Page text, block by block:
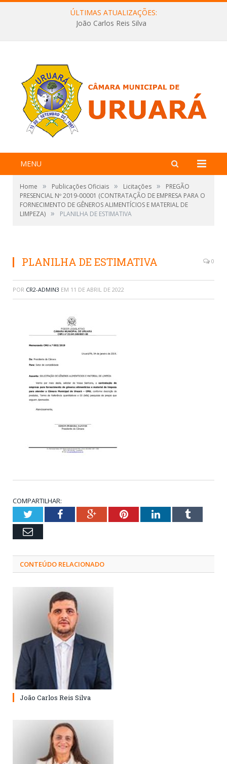
ÚLTIMAS ATUALIZAÇÕES:
João Carlos Reis Silva
MENU
Home » Publicações Oficiais » Licitações »
PREGÃO
PRESENCIAL Nº 2019-00001 (CONTRATAÇÃO DE EMPRESA PARA O
FORNECIMENTO DE GÊNEROS ALIMENTÍCIOS E MATERIAL DE
LIMPEZA) » PLANILHA DE ESTIMATIVA
PLANILHA DE ESTIMATIVA 0
POR CR2-ADMIN3 EM 11 DE ABRIL DE 2022
COMPARTILHAR:
TwitterFacebookGoogle+PinterestLinkedInTumblr
Email
CONTEÚDO RELACIONADO
João Carlos Reis Silva